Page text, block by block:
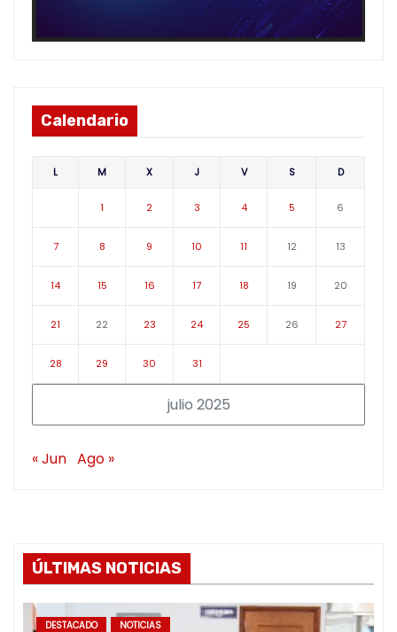
Calendario
julio 2025
L M X J V S D
1 2 3 4 5 6
7 8 9 10 11 12 13
14 15 16 17 18 19 20
21 22 23 24 25 26 27
28 29 30 31
« Jun Ago »
ÚLTIMAS NOTICIAS
DESTACADO NOTICIAS